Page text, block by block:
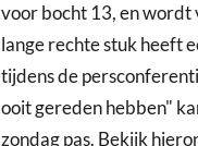
voor bocht 13, en
lange rechte stuk heeft
tijdens de
ooit gereden hebben"
zondag pas. Bekijk